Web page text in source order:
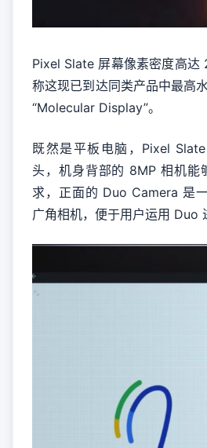
Pixel Slate 屏幕像素密度高
称这现已到达同类产品中最高
“Molecular Display”。
既然是平板电脑，Pixel
头，机身背部的 8MP 相机能
求，正面的 Duo Camera 是
广角相机，便于用户运用 Duo